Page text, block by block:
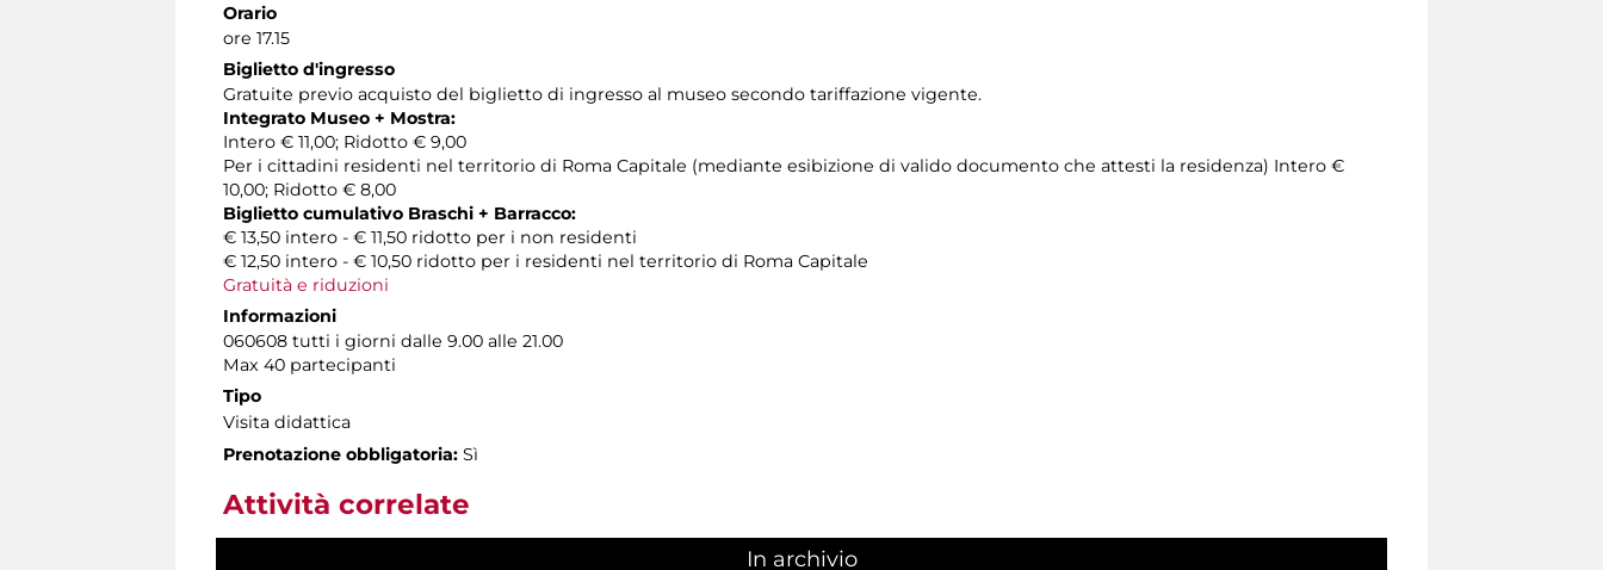
Orario
ore 17.15
Biglietto d'ingresso
Gratuite previo acquisto del biglietto di ingresso al museo secondo tariffazione vigente.
Integrato Museo + Mostra:
Intero € 11,00; Ridotto € 9,00
Per i cittadini residenti nel territorio di Roma Capitale (mediante esibizione di valido documento che attesti la residenza) Intero €
10,00; Ridotto € 8,00
Biglietto cumulativo Braschi + Barracco:
€ 13,50 intero - € 11,50 ridotto per i non residenti
€ 12,50 intero - € 10,50 ridotto per i residenti nel territorio di Roma Capitale
Gratuità e riduzioni
Informazioni
060608 tutti i giorni dalle 9.00 alle 21.00
Max 40 partecipanti
Tipo
Visita didattica
Prenotazione obbligatoria: Sì
Attività correlate
In archivio